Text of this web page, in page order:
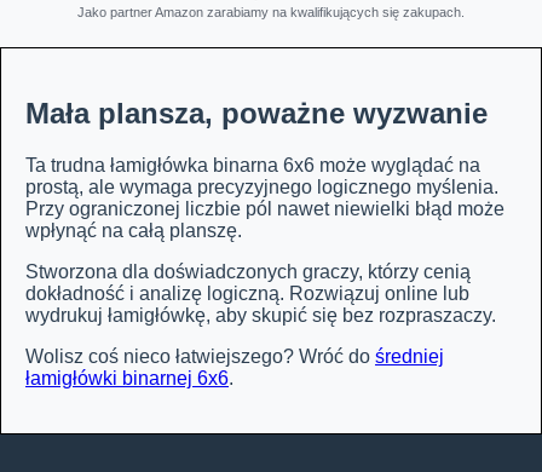
Jako partner Amazon zarabiamy na kwalifikujących się zakupach.
Mała plansza, poważne wyzwanie
Ta trudna łamigłówka binarna 6x6 może wyglądać na
prostą, ale wymaga precyzyjnego logicznego myślenia.
Przy ograniczonej liczbie pól nawet niewielki błąd może
wpłynąć na całą planszę.
Stworzona dla doświadczonych graczy, którzy cenią
dokładność i analizę logiczną. Rozwiązuj online lub
wydrukuj łamigłówkę, aby skupić się bez rozpraszaczy.
Wolisz coś nieco łatwiejszego? Wróć do średniej
łamigłówki binarnej 6x6.